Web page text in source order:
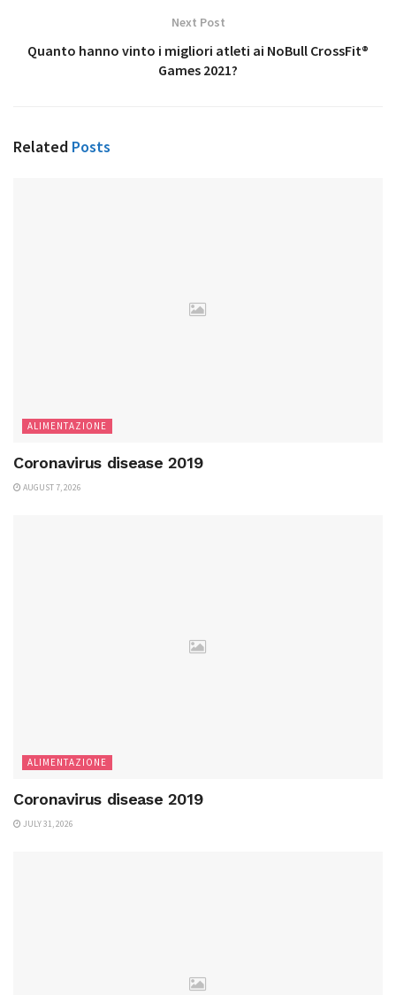
Next Post
Quanto hanno vinto i migliori atleti ai NoBull CrossFit®
Games 2021?
Related Posts
ALIMENTAZIONE
Coronavirus disease 2019
AUGUST 7, 2026
ALIMENTAZIONE
Coronavirus disease 2019
JULY 31, 2026